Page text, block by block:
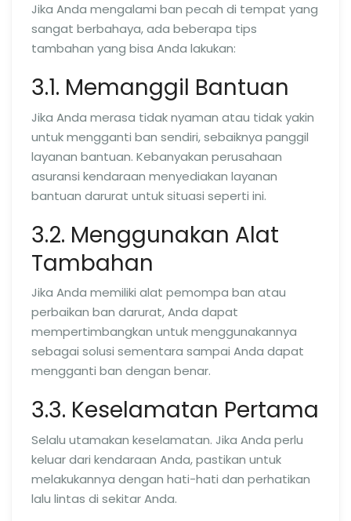
Jika Anda mengalami ban pecah di tempat yang
sangat berbahaya, ada beberapa tips
tambahan yang bisa Anda lakukan:
3.1. Memanggil Bantuan
Jika Anda merasa tidak nyaman atau tidak yakin
untuk mengganti ban sendiri, sebaiknya panggil
layanan bantuan. Kebanyakan perusahaan
asuransi kendaraan menyediakan layanan
bantuan darurat untuk situasi seperti ini.
3.2. Menggunakan Alat
Tambahan
Jika Anda memiliki alat pemompa ban atau
perbaikan ban darurat, Anda dapat
mempertimbangkan untuk menggunakannya
sebagai solusi sementara sampai Anda dapat
mengganti ban dengan benar.
3.3. Keselamatan Pertama
Selalu utamakan keselamatan. Jika Anda perlu
keluar dari kendaraan Anda, pastikan untuk
melakukannya dengan hati-hati dan perhatikan
lalu lintas di sekitar Anda.